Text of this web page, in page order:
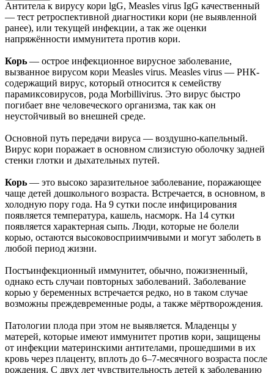
Антитела к вирусу кори lgG, Measles virus IgG качественный
— тест ретроспективной диагностики кори (не выявленной
ранее), или текущей инфекции, а так же оценки
напряжённости иммунитета против кори.
Корь — острое инфекционное вирусное заболевание,
вызванное вирусом кори Measles virus. Measles virus — РНК-
содержащий вирус, который относится к семейству
парамиксовирусов, рода Morbillivirus. Это вирус быстро
погибает вне человеческого организма, так как он
неустойчивый во внешней среде.
Основной путь передачи вируса — воздушно-капельный.
Вирус кори поражает в основном слизистую оболочку задней
стенки глотки и дыхательных путей.
Корь — это высоко заразительное заболевание, поражающее
чаще детей дошкольного возраста. Встречается, в основном, в
холодную пору года. На 9 сутки после инфицирования
появляется температура, кашель, насморк. На 14 сутки
появляется характерная сыпь. Люди, которые не болели
корью, остаются высоковосприимчивыми и могут заболеть в
любой период жизни.
Постъинфекционный иммунитет, обычно, пожизненный,
однако есть случаи повторных заболеваний. Заболевание
корью у беременных встречается редко, но в таком случае
возможны преждевременные роды, а также мёртворождения.
Патологии плода при этом не выявляется. Младенцы у
матерей, которые имеют иммунитет против кори, защищены
от инфекции материнскими антителами, прошедшими в их
кровь через плаценту, вплоть до 6–7-месячного возраста после
рождения. С двух лет чувствительность детей к заболеванию